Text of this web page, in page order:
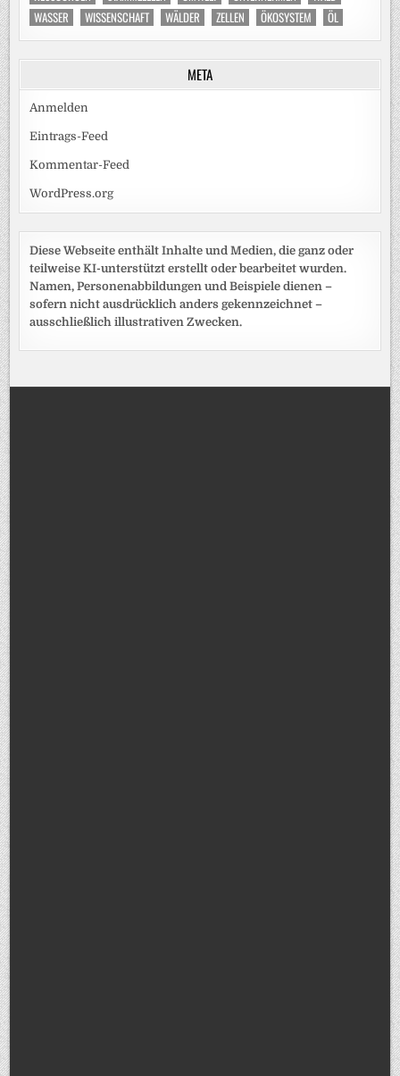
WASSER
WISSENSCHAFT WÄLDER ZELLEN ÖKOSYSTEM ÖL
META
Anmelden
Eintrags-Feed
Kommentar-Feed
WordPress.org
Diese Webseite enthält Inhalte und Medien, die ganz oder
teilweise KI-unterstützt erstellt oder bearbeitet wurden.
Namen, Personenabbildungen und Beispiele dienen –
sofern nicht ausdrücklich anders gekennzeichnet –
ausschließlich illustrativen Zwecken.